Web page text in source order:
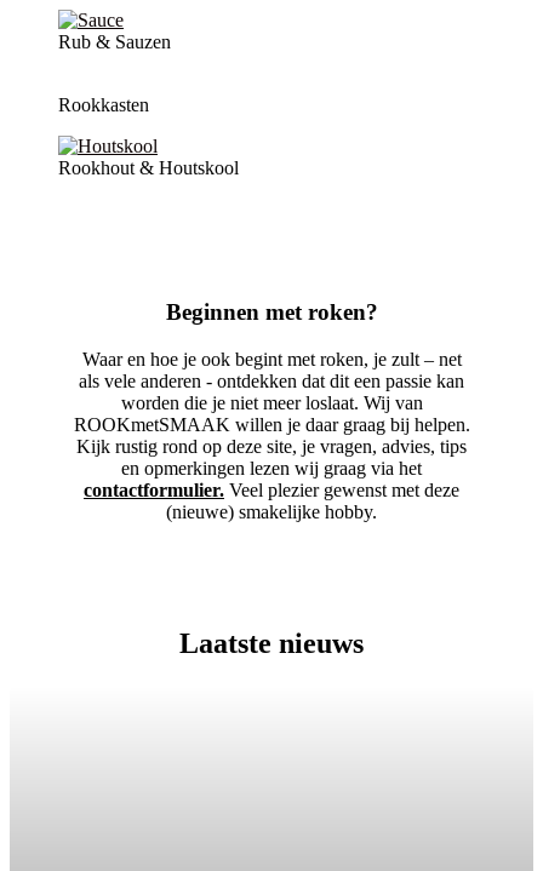
Rub & Sauzen
Rookkasten
Rookhout & Houtskool
Beginnen met roken?
Waar en hoe je ook begint met roken, je zult – net
als vele anderen - ontdekken dat dit een passie kan
worden die je niet meer loslaat. Wij van
ROOKmetSMAAK willen je daar graag bij helpen.
Kijk rustig rond op deze site, je vragen, advies, tips
en opmerkingen lezen wij graag via het
contactformulier. Veel plezier gewenst met deze
(nieuwe) smakelijke hobby.
Laatste nieuws